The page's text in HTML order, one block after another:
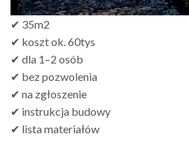
✔ 35m2
✔ koszt ok. 60tys
✔ dla 1–2 osób
✔ bez pozwolenia
✔ na zgłoszenie
✔ instrukcja budowy
✔ lista materiałów